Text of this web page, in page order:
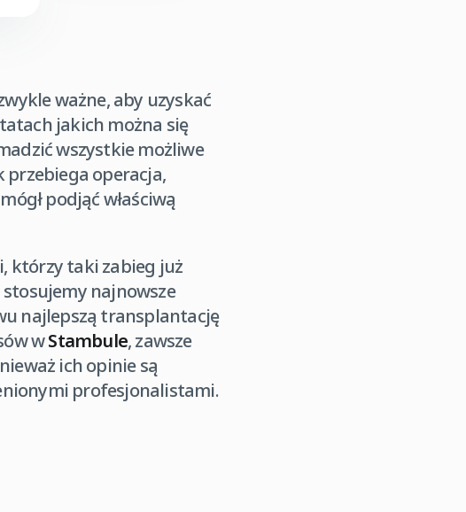
ważne, aby uzyskać
jakich można się
wszystkie możliwe
przebiega operacja,
podjąć właściwą
którzy taki zabieg już
stosujemy najnowsze
najlepszą transplantację
wStambule, zawsze
ich opinie są
profesjonalistami.